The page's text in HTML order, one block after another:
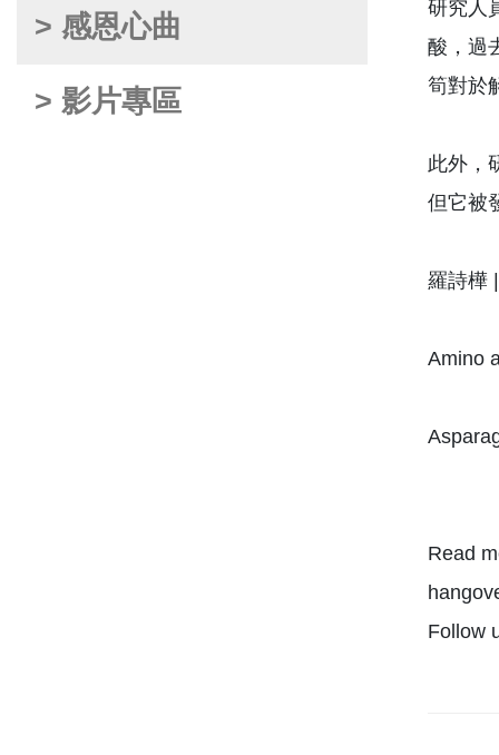
> 感恩心曲
> 影片專區
研究人
酸，過
筍對於
此外，
但它被
羅詩樺
Amino
Read
Follow